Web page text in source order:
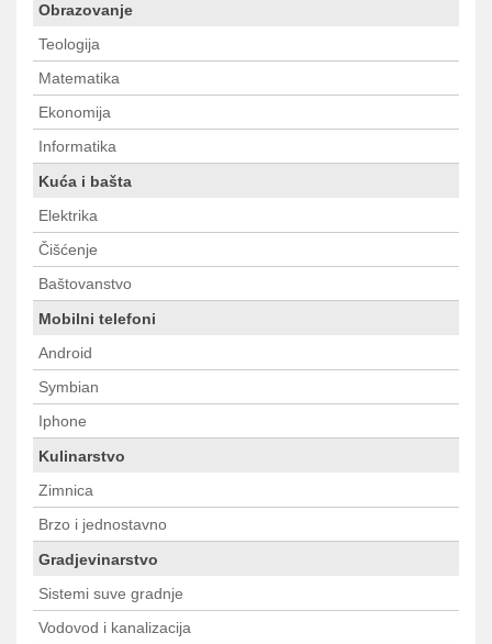
Obrazovanje
Teologija
Matematika
Ekonomija
Informatika
Kuća i bašta
Elektrika
Čišćenje
Baštovanstvo
Mobilni telefoni
Android
Symbian
Iphone
Kulinarstvo
Zimnica
Brzo i jednostavno
Gradjevinarstvo
Sistemi suve gradnje
Vodovod i kanalizacija